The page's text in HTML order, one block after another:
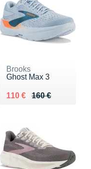
Brooks
Ghost Max 3
160 €
Au lieu de 160 €
110 €
Vendu 110 €